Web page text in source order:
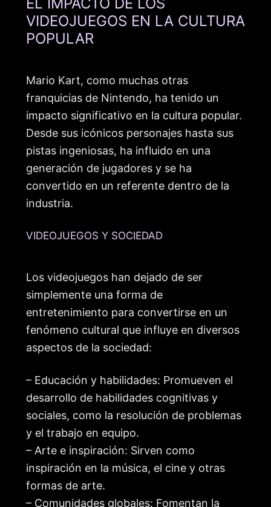
EL IMPACTO DE LOS
VIDEOJUEGOS EN LA CULTURA
POPULAR
Mario Kart, como muchas otras
franquicias de Nintendo, ha tenido un
impacto significativo en la cultura popular.
Desde sus icónicos personajes hasta sus
pistas ingeniosas, ha influido en una
generación de jugadores y se ha
convertido en un referente dentro de la
industria.
VIDEOJUEGOS Y SOCIEDAD
Los videojuegos han dejado de ser
simplemente una forma de
entretenimiento para convertirse en un
fenómeno cultural que influye en diversos
aspectos de la sociedad:
– Educación y habilidades: Promueven el
desarrollo de habilidades cognitivas y
sociales, como la resolución de problemas
y el trabajo en equipo.
– Arte e inspiración: Sirven como
inspiración en la música, el cine y otras
formas de arte.
– Comunidades globales: Fomentan la